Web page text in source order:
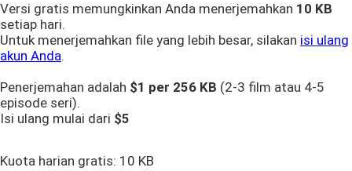
Versi gratis memungkinkan Anda menerjemahkan 10 KB
setiap hari.
Untuk menerjemahkan file yang lebih besar, silakan isi ulang
akun Anda.
Penerjemahan adalah $1 per 256 KB (2-3 film atau 4-5
episode seri).
Isi ulang mulai dari $5
Kuota harian gratis: 10 KB